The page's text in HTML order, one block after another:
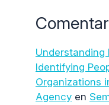
Understanding
Identifying
Organizations
Agency en